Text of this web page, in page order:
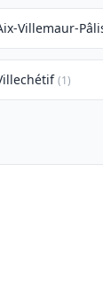
Villemaur-
(1)